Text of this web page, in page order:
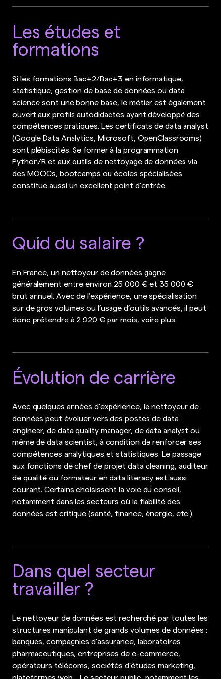
Les études et
formations
Si les formations Bac+2/Bac+3 en informatique,
statistique, gestion de base de données ou data
science sont une bonne base, le métier est également
ouvert aux profils autodidactes ayant développé des
compétences pratiques. Les certificats de data analyst
(Google Data Analytics, Microsoft, OpenClassrooms)
sont plébiscités. Se former à la programmation
Python/R et aux outils de nettoyage de données via
des MOOCs, bootcamps ou écoles spécialisées
constitue aussi un excellent point d’entrée.
Quid du salaire ?
En France, un nettoyeur de données gagne
généralement entre environ 25 000 € et 35 000 €
brut annuel. Avec de l’expérience, une spécialisation
sur de gros volumes ou l’usage d’outils avancés, il peut
donc prétendre à 2 920 € par mois, voire plus.
Évolution de carrière
Avec quelques années d’expérience, le nettoyeur de
données peut évoluer vers des postes de data
engineer, de data quality manager, de data analyst ou
même de data scientist, à condition de renforcer ses
compétences analytiques et statistiques. Le passage
aux fonctions de chef de projet data cleaning, auditeur
de qualité ou formateur en data literacy est aussi
courant. Certains choisissent la voie du conseil,
notamment dans les secteurs où la fiabilité des
données est critique (santé, finance, énergie, etc.).
Dans quel secteur
travailler ?
Le nettoyeur de données est recherché par toutes les
structures manipulant de grands volumes de données :
banques, compagnies d’assurance, laboratoires
pharmaceutiques, entreprises de e-commerce,
opérateurs télécoms, sociétés d’études marketing,
plateformes web… Le secteur public, notamment les